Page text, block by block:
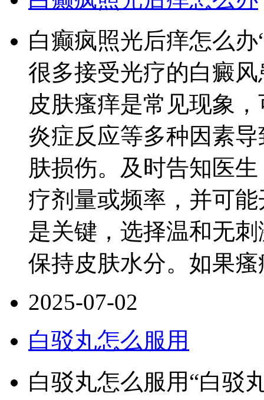
白癫疯照光后痒怎么
很多接受光疗的白癜
皮肤瘙痒是常见现象
炎症反应等多种因素
肤损伤。及时告知医
疗剂量或频率，并可
是关键，选择温和无
保持皮肤水分。如果
2025-07-02
白驳丸怎么服用
白驳丸怎么服用“白驳